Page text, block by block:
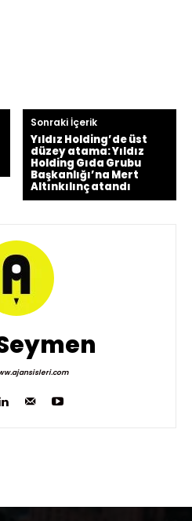
Sonraki İçerik
Yıldız Holding’de üst
düzey atama: Yıldız
Holding Gıda Grubu
Başkanlığı’na Mert
Altınkılınç atandı